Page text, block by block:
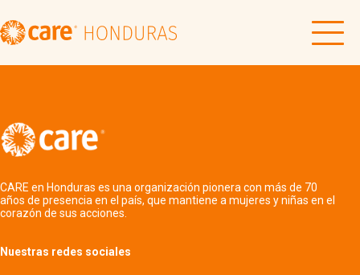
CARE en Honduras es una organización pionera con más de 70
años de presencia en el país, que mantiene a mujeres y niñas en el
corazón de sus acciones.
Nuestras redes sociales